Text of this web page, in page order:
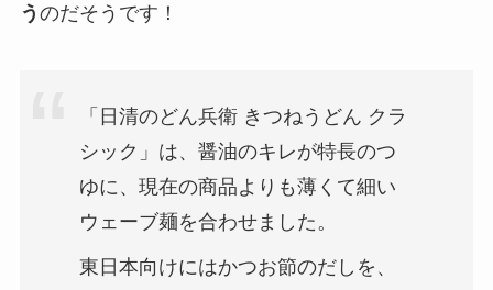
う のだそうです！
「日清のどん兵衛 きつねうどん クラ
シック」は、醤油のキレが特長のつ
ゆに、現在の商品よりも薄くて細い
ウェーブ麺を合わせました。
東日本向けにはかつお節のだしを、